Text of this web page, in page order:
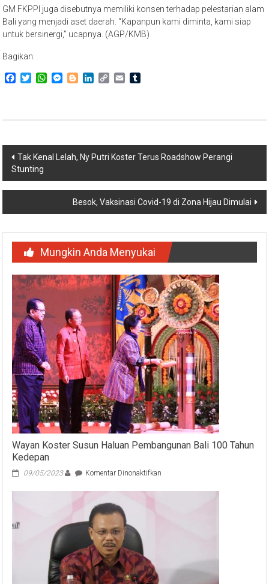
GM FKPPI juga disebutnya memiliki konsen terhadap pelestarian alam
Bali yang menjadi aset daerah. “Kapanpun kami diminta, kami siap
untuk bersinergi,” ucapnya. (AGP/KMB)
Bagikan:
Facebook
TwitterWhatsApp
Messenger
BloggerLinkedIn
Copy Email
Navigasi
pos
Tak Kenal Lelah, Ny Putri Koster Terus Roadshow Perangi
Stunting
Besok, Vaksinasi Covid-19 di Zona Hijau Dimulai
Mungkin Anda Menyukai
Wayan Koster Susun Haluan Pembangunan Bali 100 Tahun
Kedepan
09/05/2023 Komentar Dinonaktifkan
Kedepan